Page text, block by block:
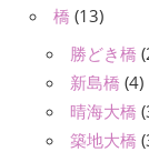
橋 (13)
勝どき橋
新島橋 (4)
晴海大橋
築地大橋